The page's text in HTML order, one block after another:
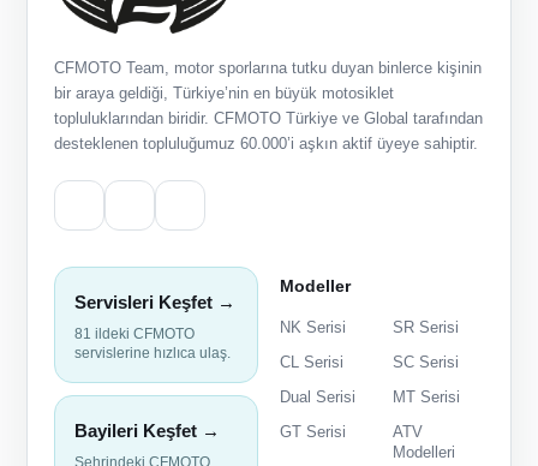
CFMOTO Team, motor sporlarına tutku duyan binlerce kişinin
bir araya geldiği, Türkiye’nin en büyük motosiklet
topluluklarından biridir. CFMOTO Türkiye ve Global tarafından
desteklenen topluluğumuz 60.000’i aşkın aktif üyeye sahiptir.
Servisleri Keşfet →
81 ildeki CFMOTO
servislerine hızlıca ulaş.
Bayileri Keşfet →
Modeller
NK Serisi
SR Serisi
CL Serisi
SC Serisi
Dual Serisi
MT Serisi
GT Serisi
ATV
Modelleri